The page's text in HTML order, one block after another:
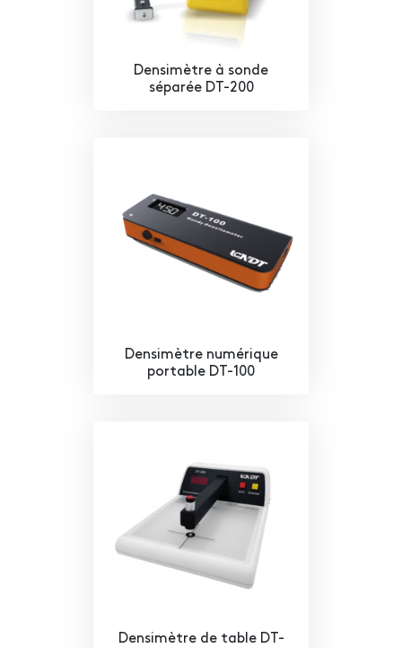
Densimètre à sonde
séparée DT-200
Densimètre numérique
portable DT-100
Densimètre de table DT-